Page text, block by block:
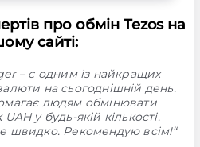
про обмін Tezos на
сайті:
– є одним із найкращих
на сьогоднішній день.
людям обмінювати
у будь-якій кількості.
швидко. Рекомендую всім!“